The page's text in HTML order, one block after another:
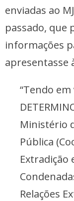
enviadas ao
passado, que
informações
apresentasse
“Tendo
Ministério
Pública
Extradição
Relações